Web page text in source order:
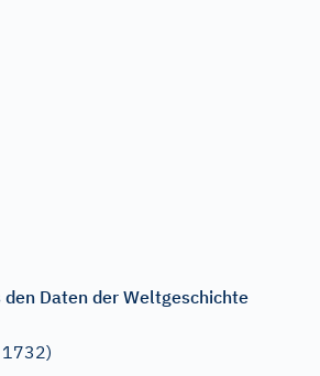
Daten der Weltgeschichte
1732)